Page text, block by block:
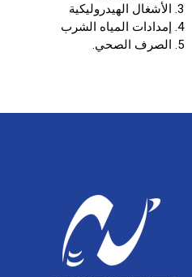
الأشغال الهيدروليكية
إمدادات المياه الشرب
الصرف الصحي.